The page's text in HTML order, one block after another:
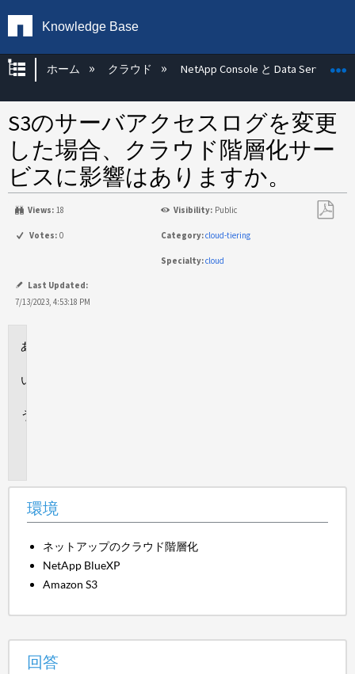
Knowledge Base
グローバル階層を展開/折りたたむ
ホーム クラウド NetApp Console と Data Services
S3のサーバアクセスログを変更
した場合、クラウド階層化サー
ビスに影響はありますか。
Views: 18 Visibility: Public
Votes: 0 Category:cloud-tiering
Specialty:cloud
Last Updated:
7/13/2023, 4:53:18 PM
環境
ネットアップのクラウド階層化
NetApp BlueXP
Amazon S3
回答